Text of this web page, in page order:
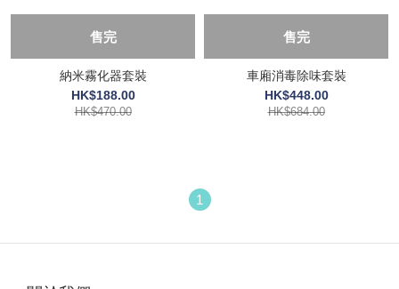
售完
納米霧化器套裝
HK$188.00
HK$470.00
售完
車廂消毒除味套裝
HK$448.00
HK$684.00
1